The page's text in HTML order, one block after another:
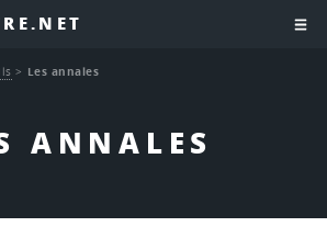
ANNALES
> Les annales